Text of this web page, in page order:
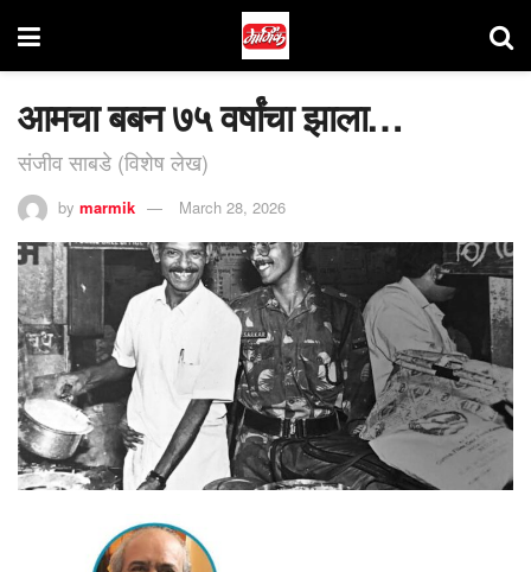
आमचा बबन ७५ वर्षांचा झाला…
संजीव साबडे (विशेष लेख)
by marmik March 28, 2026